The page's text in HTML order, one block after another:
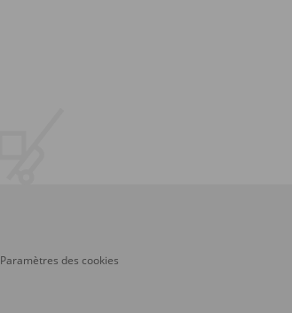
Paramètres des cookies